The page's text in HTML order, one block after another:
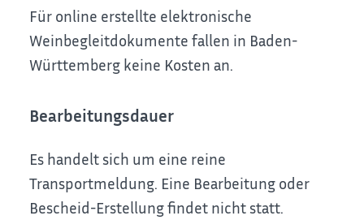
Für online erstellte elektronische
Weinbegleitdokumente fallen in Baden-
Württemberg keine Kosten an.
Bearbeitungsdauer
Es handelt sich um eine reine
Transportmeldung. Eine Bearbeitung oder
Bescheid-Erstellung findet nicht statt.